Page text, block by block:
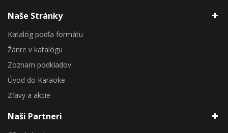
Naše Stránky
Katalóg podľa formátu
Žánre v katalógu
Zoznam podkladov
Úvod do Karaoke
Zľavy a akcie
Naši Partneri